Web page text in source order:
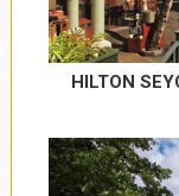
Grad iz
HILTON